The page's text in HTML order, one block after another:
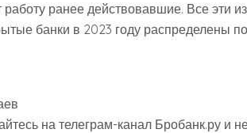
ранее действовавшие. Все эти
банки в 2023 году распределены
на телеграм-канал Бробанк.ру и